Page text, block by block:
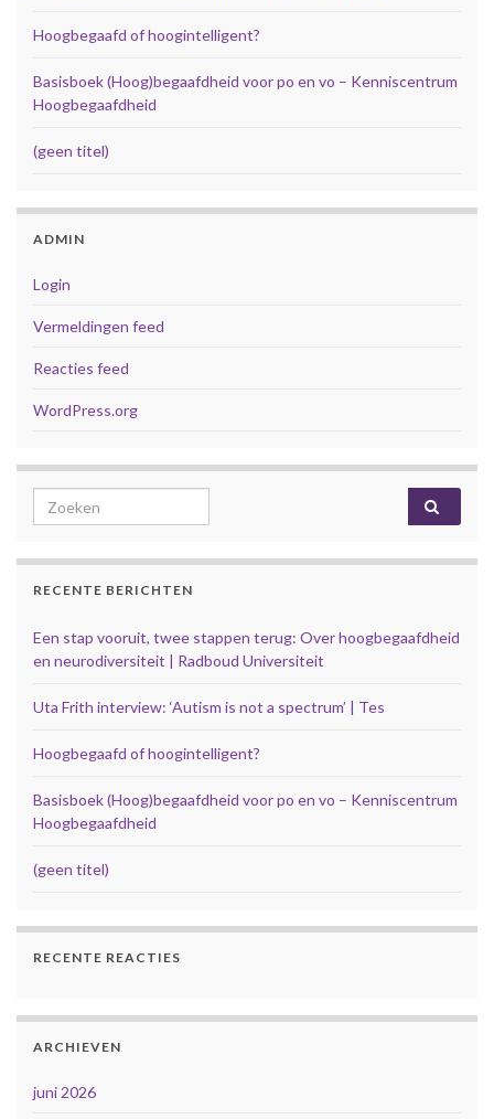
Hoogbegaafd of hoogintelligent?
Basisboek (Hoog)begaafdheid voor po en vo – Kenniscentrum
Hoogbegaafdheid
(geen titel)
ADMIN
Login
Vermeldingen feed
Reacties feed
WordPress.org
Search for:
RECENTE BERICHTEN
Een stap vooruit, twee stappen terug: Over hoogbegaafdheid
en neurodiversiteit | Radboud Universiteit
Uta Frith interview: ‘Autism is not a spectrum’ | Tes
Hoogbegaafd of hoogintelligent?
Basisboek (Hoog)begaafdheid voor po en vo – Kenniscentrum
Hoogbegaafdheid
(geen titel)
RECENTE REACTIES
ARCHIEVEN
juni 2026